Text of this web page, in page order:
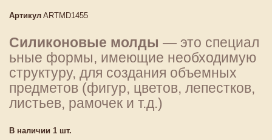
Артикул ARTMD1455
Силиконовые молды — это специал
ьные формы, имеющие необходимую
структуру, для создания объемных
предметов (фигур, цветов, лепестков,
листьев, рамочек и т.д.)
В наличии 1 шт.